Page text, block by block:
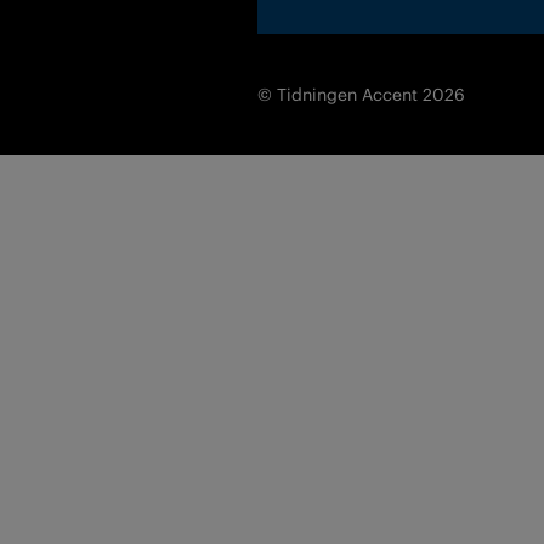
© Tidningen Accent 2026